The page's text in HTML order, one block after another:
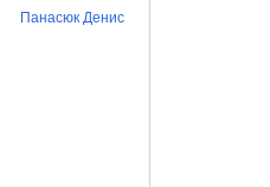
Панасюк Денис